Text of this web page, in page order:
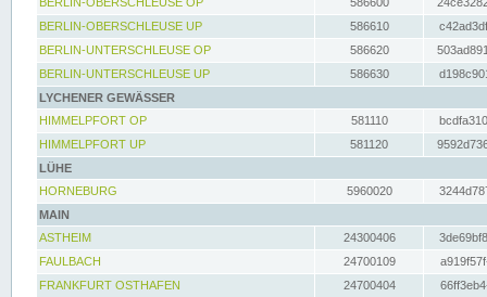
BERLIN-OBERSCHLEUSE UP
586610
BERLIN-UNTERSCHLEUSE OP
586620
BERLIN-UNTERSCHLEUSE UP
586630
LYCHENER GEWÄSSER
HIMMELPFORT OP
581110
HIMMELPFORT UP
581120
LÜHE
HORNEBURG
5960020
MAIN
ASTHEIM
24300406
FAULBACH
24700109
FRANKFURT OSTHAFEN
24700404